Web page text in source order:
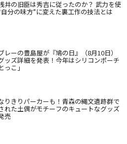
井の旧臣は秀吉に従ったのか？ 武力を使
分の味方”に変えた裏工作の技法とは
レーの豊島屋が『鳩の日』（8月10日）
ッズ詳細を発表！今年はシリコンポーチ
っこ」
りきりパーカーも！青森の縄文遺跡群で
れた土偶がモチーフのキュートなグッズ
売